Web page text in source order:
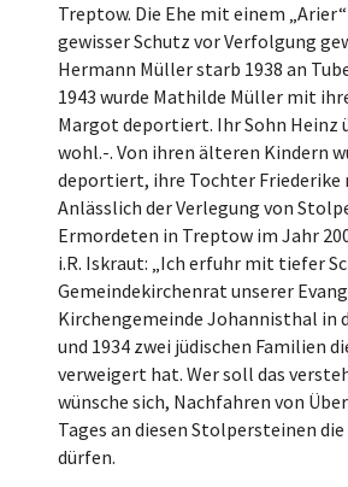
Treptow. Die Ehe mit einem
gewisser Schutz vor Verfolgung
Hermann Müller starb 1938 an
1943 wurde Mathilde Müller mit
Margot deportiert. Ihr Sohn Heinz
wohl.-. Von ihren älteren Kindern
deportiert, ihre Tochter Friederike
Anlässlich der Verlegung von
Ermordeten in Treptow im Jahr
i.R. Iskraut: „Ich erfuhr mit tiefer
Gemeindekirchenrat unserer
Kirchengemeinde Johannisthal in
und 1934 zwei jüdischen Familien
verweigert hat. Wer soll das
wünsche sich, Nachfahren von
Tages an diesen Stolpersteinen
dürfen.